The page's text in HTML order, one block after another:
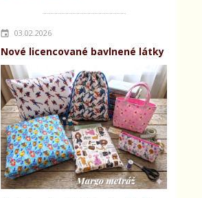
03.02.2026
Nové licencované bavlnené látky